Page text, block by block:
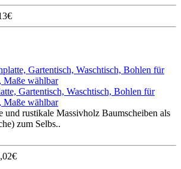
Gartentisch, Waschtisch, Bohlen für
Maße wählbar
und rustikale Massivholz Baumscheiben als
zum Selbs..